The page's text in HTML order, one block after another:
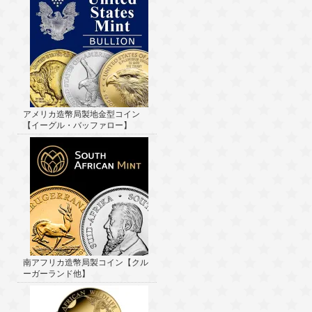
アメリカ造幣局製地金型コイン
【イーグル・バッファロー】
南アフリカ造幣局製コイン【クル
ーガーランド他】